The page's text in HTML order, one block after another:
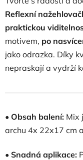
Reflexní
praktickou
motivem, po
jako odrazka. Díky
nepraskají a vydrží
• Obsah balení: Mix
archu 4x 22x17 cm
• Snadná aplikace: